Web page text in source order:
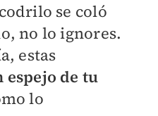
se coló
no lo ignores.
estas
espejo de tu
lo